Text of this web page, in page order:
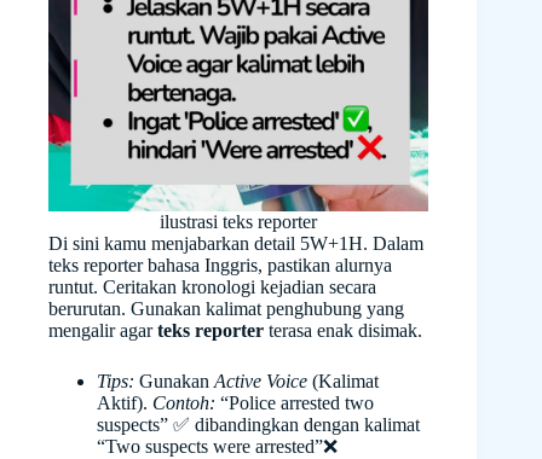
ilustrasi teks reporter
Di sini kamu menjabarkan detail 5W+1H. Dalam
teks reporter bahasa Inggris, pastikan alurnya
runtut. Ceritakan kronologi kejadian secara
berurutan. Gunakan kalimat penghubung yang
mengalir agarteks reporter terasa enak disimak.
Tips: Gunakan Active Voice (Kalimat
Aktif). Contoh: “Police arrested two
suspects” ✅ dibandingkan dengan kalimat
“Two suspects were arrested”❌